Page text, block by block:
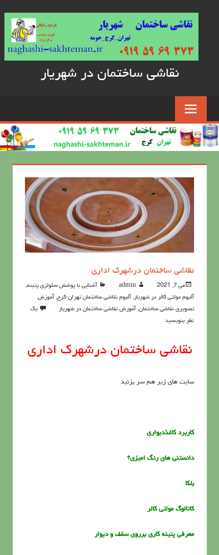
نقاشی ساختمان در شهریار
نقاشی ساختمان درشهرک اداری
می 7, 2021 admin آشنايي با پوشش سلولزي پتينه,
آلبوم مولتی کالر در شهریار , آلبوم نقاشی ساختمان تهران-کرج, آموزش
تصویری نقاشی ساختمان, آموزش نقاشی ساختمان در شهریار
یک
نظر بنویسید
نقاشی ساختمان درشهرک اداری
سایت های زیر هم سر بزنید
کاربرد کاغذدیواری
دانستنی های رنگ امیزی؟
بلکا
کاتالوگ مولتی کالر
معرفی پتینه کاری برروی سقف و دیوار